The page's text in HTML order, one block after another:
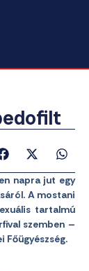
napra jut egy
A mostani
tartalmú
szemben –
Főügyészség.